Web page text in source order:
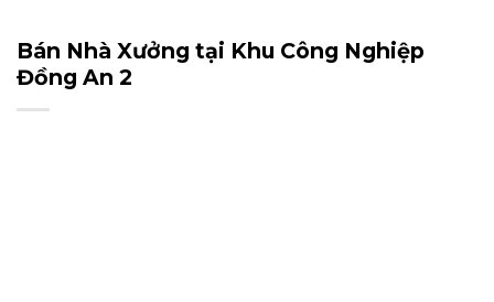
Bán Nhà Xưởng tại Khu Công Nghiệp
Đồng An 2